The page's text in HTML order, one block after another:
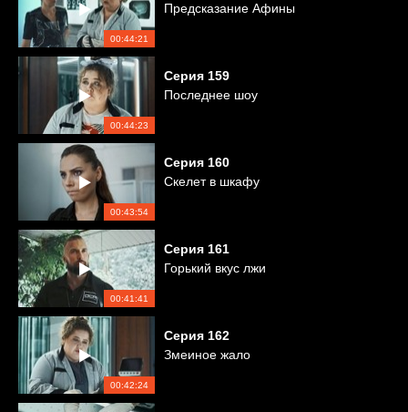
00:44:21
Предсказание Афины
00:44:23
Серия 159
Последнее шоу
00:43:54
Серия 160
Скелет в шкафу
00:41:41
Серия 161
Горький вкус лжи
00:42:24
Серия 162
Змеиное жало